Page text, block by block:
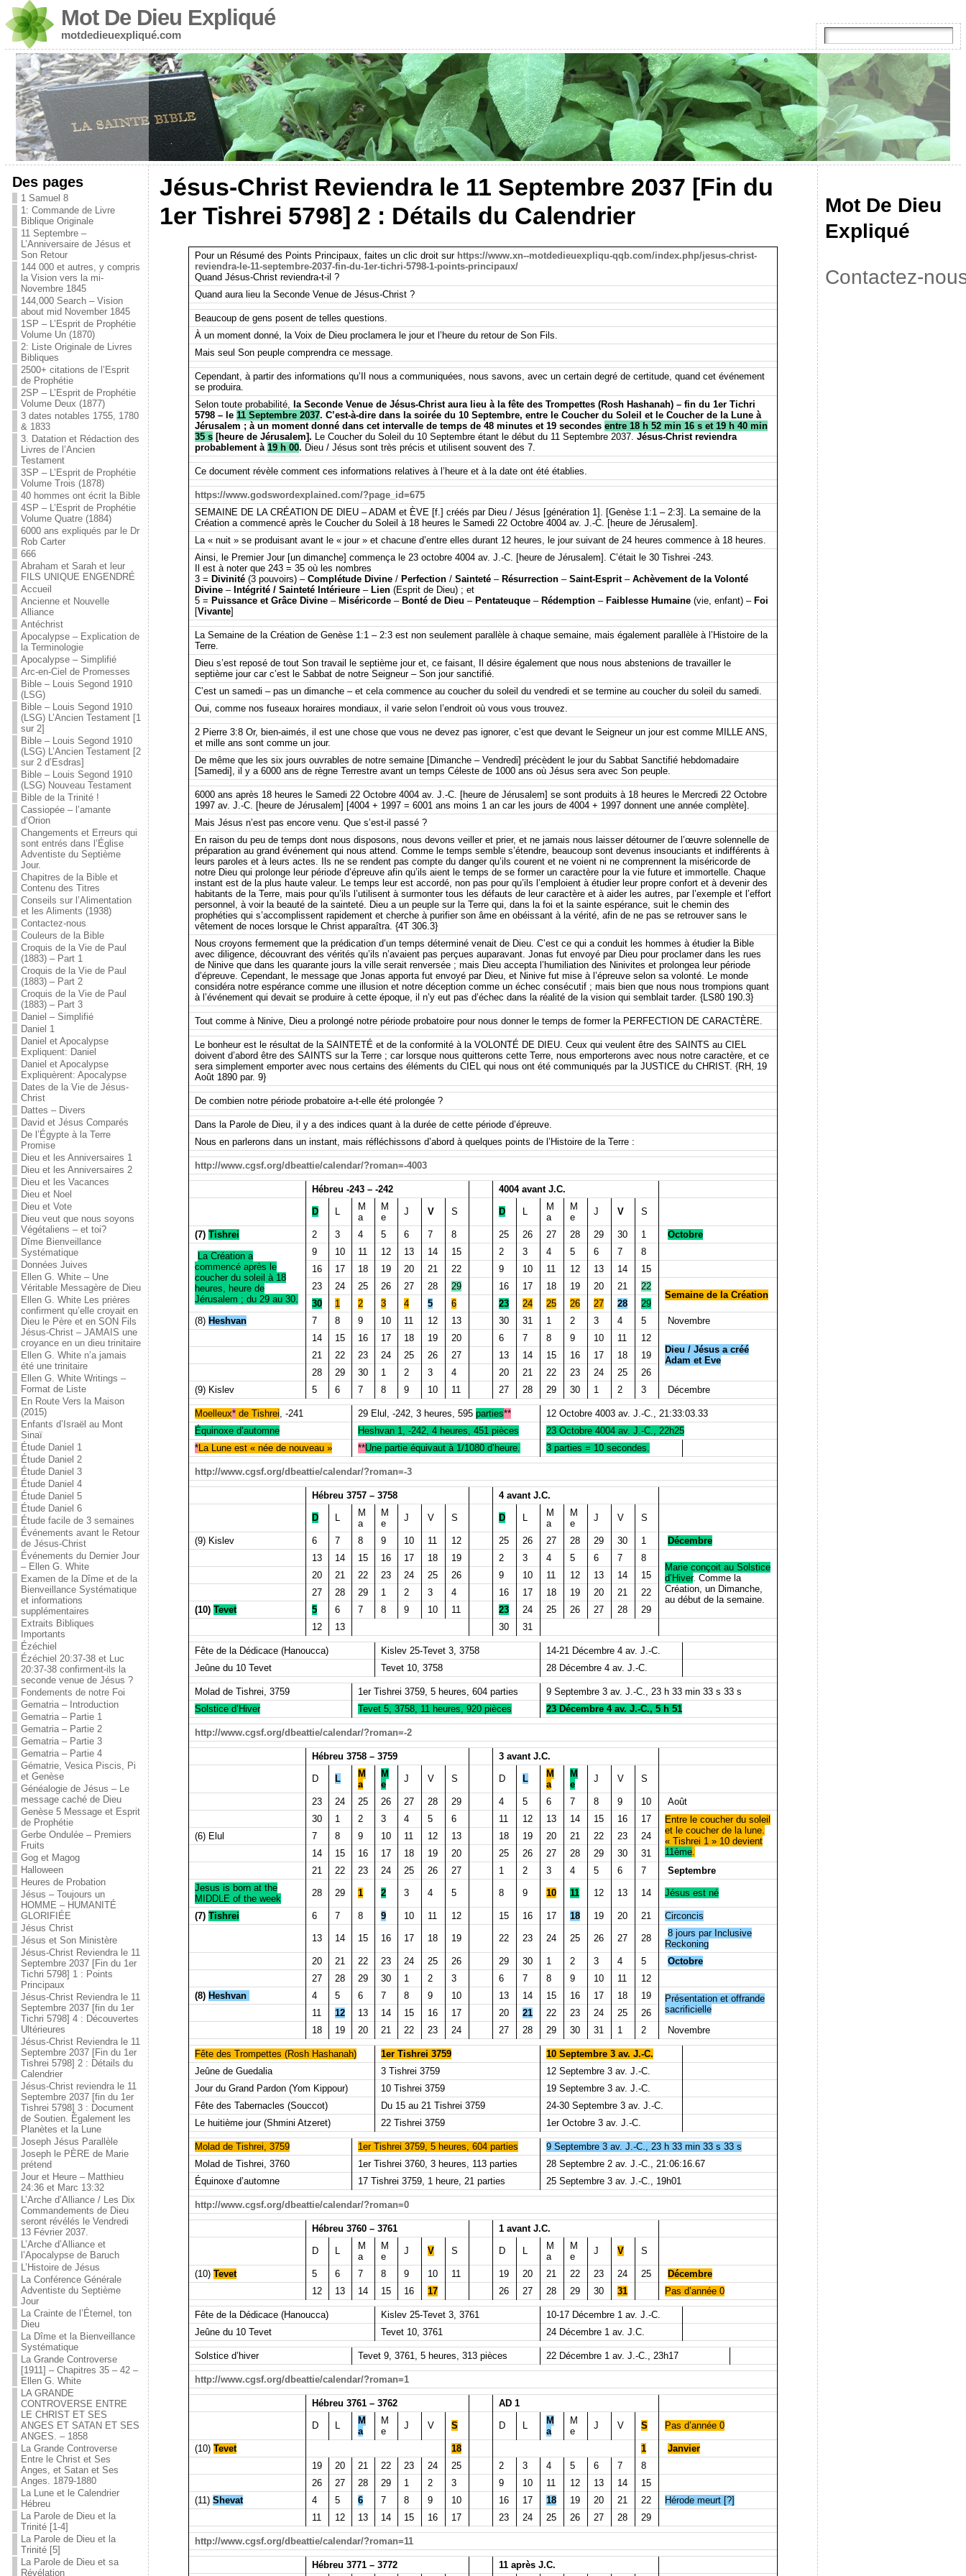
Mot De Dieu Expliqué
motdedieuexpliqué.com
Des pages
1 Samuel 8
1: Commande de Livre
Biblique Originale
11 Septembre –
L’Anniversaire de Jésus et
Son Retour
144 000 et autres, y compris
la Vision vers la mi-
Novembre 1845
144,000 Search – Vision
about mid November 1845
1SP – L’Esprit de Prophétie
Volume Un (1870)
2: Liste Originale de Livres
Bibliques
2500+ citations de l’Esprit
de Prophétie
2SP – L’Esprit de Prophétie
Volume Deux (1877)
3 dates notables 1755, 1780
& 1833
3. Datation et Rédaction des
Livres de l’Ancien
Testament
3SP – L’Esprit de Prophétie
Volume Trois (1878)
40 hommes ont écrit la Bible
4SP – L’Esprit de Prophétie
Volume Quatre (1884)
6000 ans expliqués par le Dr
Rob Carter
666
Abraham et Sarah et leur
FILS UNIQUE ENGENDRÉ
Accueil
Ancienne et Nouvelle
Alliance
Antéchrist
Apocalypse – Explication de
la Terminologie
Apocalypse – Simplifié
Arc-en-Ciel de Promesses
Bible – Louis Segond 1910
(LSG)
Bible – Louis Segond 1910
(LSG) L’Ancien Testament [1
sur 2]
Bible – Louis Segond 1910
(LSG) L’Ancien Testament [2
sur 2 d’Esdras]
Bible – Louis Segond 1910
(LSG) Nouveau Testament
Bible de la Trinité !
Cassiopée – l’amante
d’Orion
Changements et Erreurs qui
sont entrés dans l’Église
Adventiste du Septième
Jour.
Chapitres de la Bible et
Contenu des Titres
Conseils sur l’Alimentation
et les Aliments (1938)
Contactez-nous
Couleurs de la Bible
Croquis de la Vie de Paul
(1883) – Part 1
Croquis de la Vie de Paul
(1883) – Part 2
Croquis de la Vie de Paul
(1883) – Part 3
Daniel – Simplifié
Daniel 1
Daniel et Apocalypse
Expliquent: Daniel
Daniel et Apocalypse
Expliquèrent: Apocalypse
Dates de la Vie de Jésus-
Christ
Dattes – Divers
David et Jésus Comparés
De l’Égypte à la Terre
Promise
Dieu et les Anniversaires 1
Dieu et les Anniversaires 2
Dieu et les Vacances
Dieu et Noel
Dieu et Vote
Dieu veut que nous soyons
Végétaliens – et toi?
Dîme Bienveillance
Systématique
Données Juives
Ellen G. White – Une
Véritable Messagère de Dieu
Ellen G. White Les prières
confirment qu’elle croyait en
Dieu le Père et en SON Fils
Jésus-Christ – JAMAIS une
croyance en un dieu trinitaire
Ellen G. White n’a jamais
été une trinitaire
Ellen G. White Writings –
Format de Liste
En Route Vers la Maison
(2015)
Enfants d’Israël au Mont
Sinaï
Étude Daniel 1
Étude Daniel 2
Étude Daniel 3
Étude Daniel 4
Étude Daniel 5
Étude Daniel 6
Étude facile de 3 semaines
Événements avant le Retour
de Jésus-Christ
Événements du Dernier Jour
– Ellen G. White
Examen de la Dîme et de la
Bienveillance Systématique
et informations
supplémentaires
Extraits Bibliques
Importants
Ézéchiel
Ézéchiel 20:37-38 et Luc
20:37-38 confirment-ils la
seconde venue de Jésus ?
Fondements de notre Foi
Gematria – Introduction
Gematria – Partie 1
Gematria – Partie 2
Gematria – Partie 3
Gematria – Partie 4
Gématrie, Vesica Piscis, Pi
et Genèse
Généalogie de Jésus – Le
message caché de Dieu
Genèse 5 Message et Esprit
de Prophétie
Gerbe Ondulée – Premiers
Fruits
Gog et Magog
Halloween
Heures de Probation
Jésus – Toujours un
HOMME – HUMANITÉ
GLORIFIÉE
Jésus Christ
Jésus et Son Ministère
Jésus-Christ Reviendra le 11
Septembre 2037 [Fin du 1er
Tichri 5798] 1 : Points
Principaux
Jésus-Christ Reviendra le 11
Septembre 2037 [fin du 1er
Tichri 5798] 4 : Découvertes
Ultérieures
Jésus-Christ Reviendra le 11
Septembre 2037 [Fin du 1er
Tishrei 5798] 2 : Détails du
Calendrier
Jésus-Christ reviendra le 11
Septembre 2037 [fin du 1er
Tishrei 5798] 3 : Document
de Soutien. Également les
Planètes et la Lune
Joseph Jésus Parallèle
Joseph le PÈRE de Marie
prétend
Jour et Heure – Matthieu
24:36 et Marc 13:32
L’Arche d’Alliance / Les Dix
Commandements de Dieu
seront révélés le Vendredi
13 Février 2037.
L’Arche d’Alliance et
l’Apocalypse de Baruch
L’Histoire de Jésus
La Conférence Générale
Adventiste du Septième
Jour
La Crainte de l’Éternel, ton
Dieu
La Dîme et la Bienveillance
Systématique
La Grande Controverse
[1911] – Chapitres 35 – 42 –
Ellen G. White
LA GRANDE
CONTROVERSE ENTRE
LE CHRIST ET SES
ANGES ET SATAN ET SES
ANGES. – 1858
La Grande Controverse
Entre le Christ et Ses
Anges, et Satan et Ses
Anges. 1879-1880
La Lune et le Calendrier
Hébreu
La Parole de Dieu et la
Trinité [1-4]
La Parole de Dieu et la
Trinité [5]
La Parole de Dieu et sa
Révélation
Jésus-Christ Reviendra le 11 Septembre 2037 [Fin du
1er Tishrei 5798] 2 : Détails du Calendrier
Pour un Résumé des Points Principaux, faites un clic droit sur https://www.xn--motdedieuexpliqu-qqb.com/index.php/jesus-christ-
reviendra-le-11-septembre-2037-fin-du-1er-tichri-5798-1-points-principaux/
Quand Jésus-Christ reviendra-t-il ?
Quand aura lieu la Seconde Venue de Jésus-Christ ?
Beaucoup de gens posent de telles questions.
À un moment donné, la Voix de Dieu proclamera le jour et l’heure du retour de Son Fils.
Mais seul Son peuple comprendra ce message.
Cependant, à partir des informations qu’Il ​​nous a communiquées, nous savons, avec un certain degré de certitude, quand cet événement
se produira.
Selon toute probabilité,
la Seconde Venue de Jésus-Christ aura lieu à la fête des Trompettes (Rosh Hashanah) – fin du 1er Tichri
5798 – le 11 Septembre 2037. C’est-à-dire dans la soirée du 10 Septembre, entre le Coucher du Soleil et le Coucher de la Lune à
Jérusalem ; à un moment donné dans cet intervalle de temps de 48 minutes et 19 secondes entre 18 h 52 min 16 s et 19 h 40 min
35 s[heure de Jérusalem]. Le Coucher du Soleil du 10 Septembre étant le début du 11 Septembre 2037. Jésus-Christ reviendra
probablement à 19 h 00. Dieu / Jésus sont très précis et utilisent souvent des 7.
Ce document révèle comment ces informations relatives à l’heure et à la date ont été établies.
https://www.godswordexplained.com/?page_id=675
SEMAINE DE LA CRÉATION DE DIEU – ADAM et ÈVE [f.] créés par Dieu / Jésus [génération 1]. [Genèse 1:1 – 2:3]. La semaine de la
Création a commencé après le Coucher du Soleil à 18 heures le Samedi 22 Octobre 4004 av. J.-C. [heure de Jérusalem].
La « nuit » se produisant avant le « jour » et chacune d’entre elles durant 12 heures, le jour suivant de 24 heures commence à 18 heures.
Ainsi, le Premier Jour [un dimanche] commença le 23 octobre 4004 av. J.-C. [heure de Jérusalem]. C’était le 30 Tishrei -243.
Il est à noter que 243 = 35 où les nombres
3 = Divinité(3 pouvoirs) – Complétude Divine/ Perfection/ Sainteté– Résurrection– Saint-Esprit– Achèvement de la Volonté
Divine– Intégrité / Sainteté Intérieure– Lien(Esprit de Dieu) ; et
5 = Puissance et Grâce Divine– Miséricorde– Bonté de Dieu – Pentateuque– Rédemption– Faiblesse Humaine(vie, enfant) – Foi
[Vivante]
La Semaine de la Création de Genèse 1:1 – 2:3 est non seulement parallèle à chaque semaine, mais également parallèle à l’Histoire de la
Terre.
Dieu s’est reposé de tout Son travail le septième jour et, ce faisant, Il désire également que nous nous abstenions de travailler le
septième jour car c’est le Sabbat de notre Seigneur – Son jour sanctifié.
C’est un samedi – pas un dimanche – et cela commence au coucher du soleil du vendredi et se termine au coucher du soleil du samedi.
Oui, comme nos fuseaux horaires mondiaux, il varie selon l’endroit où vous vous trouvez.
2 Pierre 3:8 Or, bien-aimés, il est une chose que vous ne devez pas ignorer, c’est que devant le Seigneur un jour est comme MILLE ANS,
et mille ans sont comme un jour.
De même que les six jours ouvrables de notre semaine [Dimanche – Vendredi] précèdent le jour du Sabbat Sanctifié hebdomadaire
[Samedi], il y a 6000 ans de règne Terrestre avant un temps Céleste de 1000 ans où Jésus sera avec Son peuple.
6000 ans après 18 heures le Samedi 22 Octobre 4004 av. J.-C. [heure de Jérusalem] se sont produits à 18 heures le Mercredi 22 Octobre
1997 av. J.-C. [heure de Jérusalem] [4004 + 1997 = 6001 ans moins 1 an car les jours de 4004 + 1997 donnent une année complète].
Mais Jésus n’est pas encore venu. Que s’est-il passé ?
En raison du peu de temps dont nous disposons, nous devons veiller et prier, et ne jamais nous laisser détourner de l’œuvre solennelle de
préparation au grand événement qui nous attend. Comme le temps semble s’étendre, beaucoup sont devenus insouciants et indifférents à
leurs paroles et à leurs actes. Ils ne se rendent pas compte du danger qu’ils courent et ne voient ni ne comprennent la miséricorde de
notre Dieu qui prolonge leur période d’épreuve afin qu’ils aient le temps de se former un caractère pour la vie future et immortelle. Chaque
instant est de la plus haute valeur. Le temps leur est accordé, non pas pour qu’ils l’emploient à étudier leur propre confort et à devenir des
habitants de la Terre, mais pour qu’ils l’utilisent à surmonter tous les défauts de leur caractère et à aider les autres, par l’exemple et l’effort
personnel, à voir la beauté de la sainteté. Dieu a un peuple sur la Terre qui, dans la foi et la sainte espérance, suit le chemin des
prophéties qui s’accomplissent rapidement et cherche à purifier son âme en obéissant à la vérité, afin de ne pas se retrouver sans le
vêtement de noces lorsque le Christ apparaîtra. {4T 306.3}
Nous croyons fermement que la prédication d’un temps déterminé venait de Dieu. C’est ce qui a conduit les hommes à étudier la Bible
avec diligence, découvrant des vérités qu’ils n’avaient pas perçues auparavant. Jonas fut envoyé par Dieu pour proclamer dans les rues
de Ninive que dans les quarante jours la ville serait renversée ; mais Dieu accepta l’humiliation des Ninivites et prolongea leur période
d’épreuve. Cependant, le message que Jonas apporta fut envoyé par Dieu, et Ninive fut mise à l’épreuve selon sa volonté. Le monde
considéra notre espérance comme une illusion et notre déception comme un échec consécutif ; mais bien que nous nous trompions quant
à l’événement qui devait se produire à cette époque, il n’y eut pas d’échec dans la réalité de la vision qui semblait tarder. {LS80 190.3}
Tout comme à Ninive, Dieu a prolongé notre période probatoire pour nous donner le temps de former la PERFECTION DE CARACTÈRE.
Le bonheur est le résultat de la SAINTETÉ et de la conformité à la VOLONTÉ DE DIEU. Ceux qui veulent être des SAINTS au CIEL
doivent d’abord être des SAINTS sur la Terre ; car lorsque nous quitterons cette Terre, nous emporterons avec nous notre caractère, et ce
sera simplement emporter avec nous certains des éléments du CIEL qui nous ont été communiqués par la JUSTICE du CHRIST. {RH, 19
Août 1890 par. 9}
De combien notre période probatoire a-t-elle été prolongée ?
Dans la Parole de Dieu, il y a des indices quant à la durée de cette période d’épreuve.
Nous en parlerons dans un instant, mais réfléchissons d’abord à quelques points de l’Histoire de la Terre :
http://www.cgsf.org/dbeattie/calendar/?roman=-4003
Hébreu -243 – -242 4004 avant J.C.
D
M
a
M
e
J V S D
M
a
M
e
J V S
(7) Tishrei 2 3 4 5 6 7 8 25 26 27 28 29 30 1
Octobre
La Création a
commencé après le
coucher du soleil à 18
heures, heure de
Jérusalem ; du 29 au 30.
9 10 11 12 13 14 15 2 3 4 5 6 7
8
16
17 18 19 20 21 22 9 10 11 12 13 14
15
23
24 25 26 27 28 29 16 17 18 19 20 21
22
Semaine de la Création
30
1 2 3 4 5 6 23 24 25 26 27 28
29
(8) Heshvan 7 8 9 10 11 12 13 30 31 1 2 3 4 5
Novembre
14
15 16 17 18 19 20 6 7 8 9 10 11
12
Dieu / Jésus a créé
Adam et Eve
21 22 23 24 25 26 27 13 14 15 16 17 18
19
28
29 30 1 2 3 4 20 21 22 23 24 25
26
(9) Kislev
5 6 7 8 9 10 11 27 28 29 30 1 2 3 Décembre
Moelleux*de Tishrei , -241 29 Elul, -242, 3 heures, 595 parties**
12 Octobre 4003 av. J.-C., 21:33:03.33
Équinoxe d’automne
Heshvan 1, -242, 4 heures, 451 pièces
23 Octobre 4004 av. J.-C., 22h25
*La Lune est « née de nouveau » **Une partie équivaut à 1/1080 d’heure. 3 parties = 10 secondes.
http://www.cgsf.org/dbeattie/calendar/?roman=-3
Hébreu 3757 – 3758 4 avant J.C.
D
M
a
M
e
J V S D
M
a
M
e
J V S
(9) Kislev 6 7 8 9 10 11 12 25 26 27 28 29 30 1
Décembre
13
14 15 16 17 18 19 2 3 4 5 6 7
8
Marie conçoit au Solstice
d’Hiver. Comme la
Création, un Dimanche,
au début de la semaine.
20 21 22 23 24 25 26 9 10 11 12 13 14
15
27
28 29 1 2 3 4 16 17 18 19 20 21
22
(10) Tevet 5 6 7 8 9 10 11 23 24 25 26 27 28
29
12
13 30 31
Fête de la Dédicace (Hanoucca) Kislev 25-Tevet 3, 3758
14-21 Décembre 4 av. J.-C.
Jeûne du 10 Tevet
Tevet 10, 3758 28 Décembre 4 av. J.-C.
Molad de Tishrei, 3759 1er Tishrei 3759, 5 heures, 604 parties
9 Septembre 3 av. J.-C., 23 h 33 min 33 s 33 s
Solstice d’Hiver
Tevet 5, 3758, 11 heures, 920 pièces 23 Décembre 4 av. J.-C., 5 h 51
http://www.cgsf.org/dbeattie/calendar/?roman=-2
Hébreu 3758 – 3759 3 avant J.C.
D L
M
a
M
e
J V S D L
M
a
M
e
J V S
23 24 25 26 27 28 29 4 5 6 7 8 9 10
Août
30
1 2 3 4 5 6 11 12 13 14 15 16 17
Entre le coucher du soleil
et le coucher de la lune.
« Tishrei 1 » 10 devient
11ème.
(6) Elul 7 8 9 10 11 12 13 18 19 20 21 22 23
24
14
15 16 17 18 19 20 25 26 27 28 29 30
31
21
22 23 24 25 26 27 1 2 3 4 5 6 7
Septembre
Jesus is born at the
MIDDLE of the week
28 29 1 2 3 4 5 8 9 10 11 12 13 14 Jésus est né
(7) Tishrei 6 7 8 9 10 11 12 15 16 17 18 19 20 21 Circoncis
13 14 15 16 17 18 19 22 23 24 25 26 27 28
8 jours par Inclusive
Reckoning
20
21 22 23 24 25 26 29 30 1 2 3 4 5
Octobre
27
28 29 30 1 2 3 6 7 8 9 10 11
12
(8) Heshvan 4 5 6 7 8 9 10 13 14 15 16 17 18 19
Présentation et offrande
sacrificielle
11 12 13 14 15 16 17 20 21 22 23 24 25
26
18
19 20 21 22 23 24 27 28 29 30 31 1 2 Novembre
Fête des Trompettes (Rosh Hashanah) 1er Tishrei 3759
10 Septembre 3 av. J.-C.
Jeûne de Guedalia
3 Tishrei 3759
12 Septembre 3 av. J.-C.
Jour du Grand Pardon (Yom Kippour)
10 Tishrei 3759
19 Septembre 3 av. J.-C.
Fête des Tabernacles (Souccot)
Du 15 au 21 Tishrei 3759
24-30 Septembre 3 av. J.-C.
Le huitième jour (Shmini Atzeret)
22 Tishrei 3759 1er Octobre 3 av. J.-C.
Molad de Tishrei, 3759 1er Tishrei 3759, 5 heures, 604 parties
9 Septembre 3 av. J.-C., 23 h 33 min 33 s 33 s
Molad de Tishrei, 3760
1er Tishrei 3760, 3 heures, 113 parties
28 Septembre 2 av. J.-C., 21:06:16.67
Équinoxe d’automne
17 Tishrei 3759, 1 heure, 21 parties 25 Septembre 3 av. J.-C., 19h01
http://www.cgsf.org/dbeattie/calendar/?roman=0
Hébreu 3760 – 3761 1 avant J.C.
D
M
a
M
e
J V S D
M
a
M
e
J V S
(10) Tevet 5 6 7 8 9 10 11 19 20 21 22 23 24 25
Décembre
12
13 14 15 16 17 26 27 28 29 30 31 Pas d’année 0
Fête de la Dédicace (Hanoucca) Kislev 25-Tevet 3, 3761
10-17 Décembre 1 av. J.-C.
Jeûne du 10 Tevet
Tevet 10, 3761 24 Décembre 1 av. J.C.
Solstice d’hiver Tevet 9, 3761, 5 heures, 313 pièces 22 Décembre 1 av. J.-C., 23h17
http://www.cgsf.org/dbeattie/calendar/?roman=1
Hébreu 3761 – 3762 AD 1
D
M
a
M
e
J V S D
M
a
M
e
J V S Pas d’année 0
(10) Tevet 18 1
Janvier
19
20 21 22 23 24 25 2 3 4 5 6 7
8
26
27 28 29 1 2 3 9 10 11 12 13 14
15
(11) Shevat 4 5 6 7 8 9 10 16 17 18 19 20 21 22
Hérode meurt [?]
11
12 13 14 15 16 17 23 24 25 26 27 28 29
http://www.cgsf.org/dbeattie/calendar/?roman=11
Hébreu 3771 – 3772 11 après J.C.
Mot De Dieu
Expliqué
Contactez-